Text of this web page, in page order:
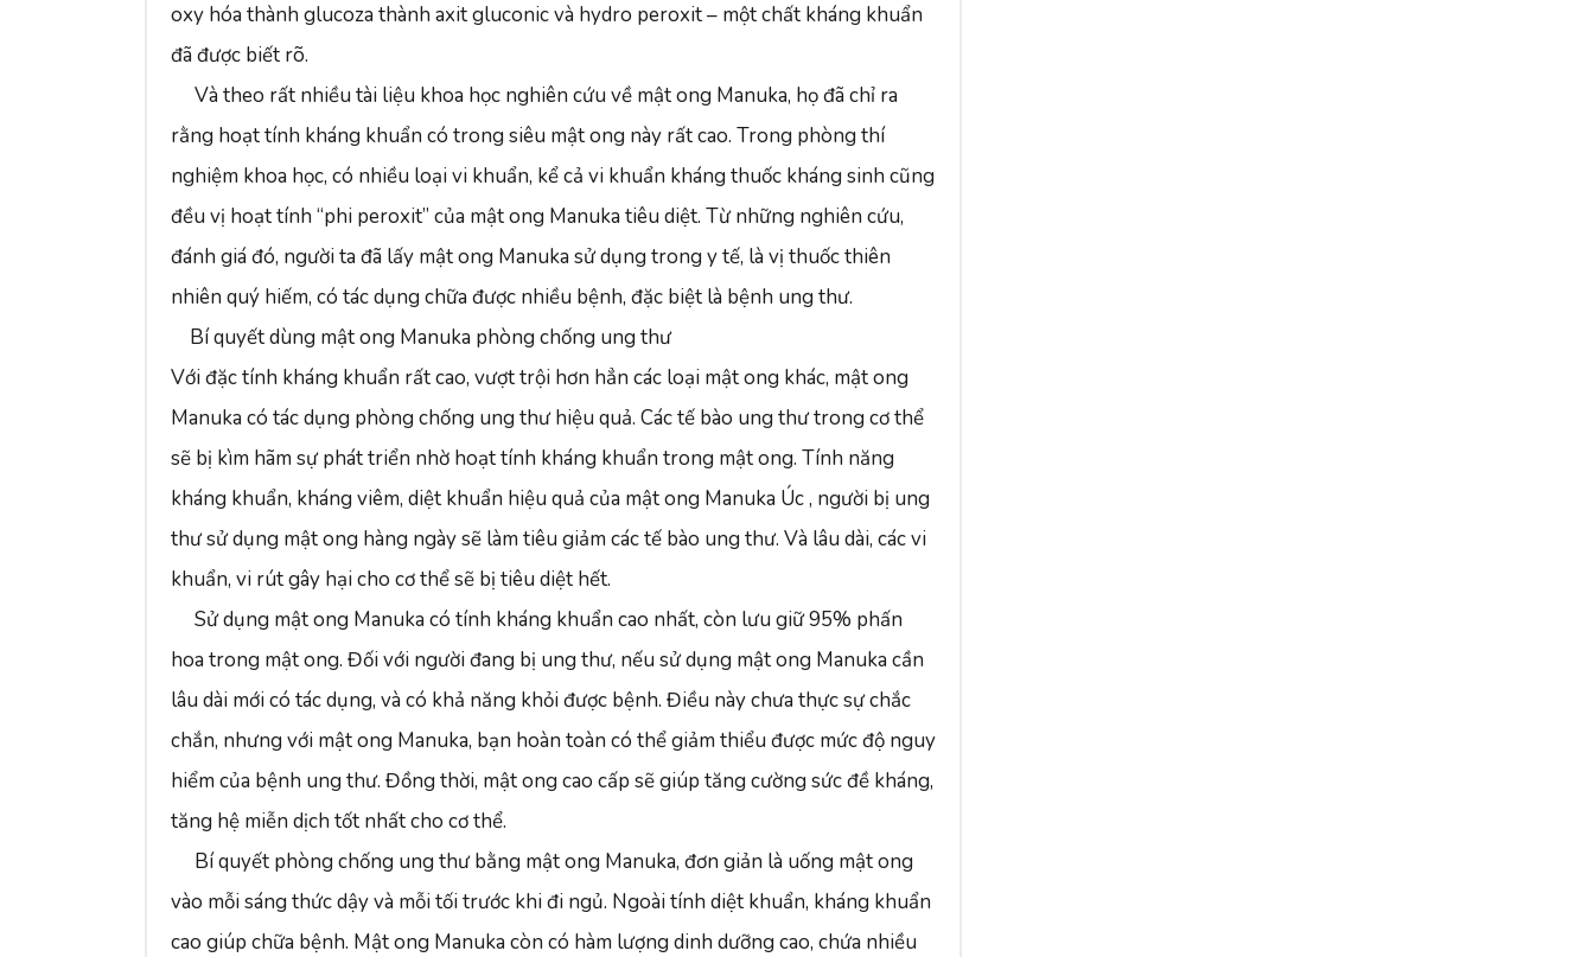
oxy hóa thành glucoza thành axit gluconic và hydro peroxit – một chất kháng khuẩn
đã được biết rõ.
Và theo rất nhiều tài liệu khoa học nghiên cứu về mật ong Manuka, họ đã chỉ ra
rằng hoạt tính kháng khuẩn có trong siêu mật ong này rất cao. Trong phòng thí
nghiệm khoa học, có nhiều loại vi khuẩn, kể cả vi khuẩn kháng thuốc kháng sinh cũng
đều vị hoạt tính “phi peroxit” của mật ong Manuka tiêu diệt. Từ những nghiên cứu,
đánh giá đó, người ta đã lấy mật ong Manuka sử dụng trong y tế, là vị thuốc thiên
nhiên quý hiếm, có tác dụng chữa được nhiều bệnh, đặc biệt là bệnh ung thư.
Bí quyết dùng mật ong Manuka phòng chống ung thư
Với đặc tính kháng khuẩn rất cao, vượt trội hơn hẳn các loại mật ong khác, mật ong
Manuka có tác dụng phòng chống ung thư hiệu quả. Các tế bào ung thư trong cơ thể
sẽ bị kìm hãm sự phát triển nhờ hoạt tính kháng khuẩn trong mật ong. Tính năng
kháng khuẩn, kháng viêm, diệt khuẩn hiệu quả của mật ong Manuka Úc , người bị ung
thư sử dụng mật ong hàng ngày sẽ làm tiêu giảm các tế bào ung thư. Và lâu dài, các vi
khuẩn, vi rút gây hại cho cơ thể sẽ bị tiêu diệt hết.
Sử dụng mật ong Manuka có tính kháng khuẩn cao nhất, còn lưu giữ 95% phấn
hoa trong mật ong. Đối với người đang bị ung thư, nếu sử dụng mật ong Manuka cần
lâu dài mới có tác dụng, và có khả năng khỏi được bệnh. Điều này chưa thực sự chắc
chắn, nhưng với mật ong Manuka, bạn hoàn toàn có thể giảm thiểu được mức độ nguy
hiểm của bệnh ung thư. Đồng thời, mật ong cao cấp sẽ giúp tăng cường sức đề kháng,
tăng hệ miễn dịch tốt nhất cho cơ thể.
Bí quyết phòng chống ung thư bằng mật ong Manuka, đơn giản là uống mật ong
vào mỗi sáng thức dậy và mỗi tối trước khi đi ngủ. Ngoài tính diệt khuẩn, kháng khuẩn
cao giúp chữa bệnh. Mật ong Manuka còn có hàm lượng dinh dưỡng cao, chứa nhiều